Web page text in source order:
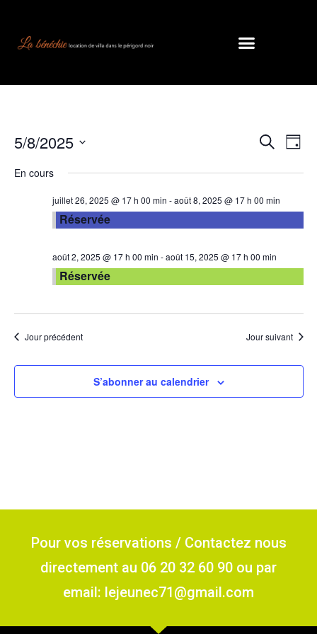
de
Recherche
Jour
5/8/2025
une
En cours
juillet 26, 2025 @ 17 h 00 min -août 8, 2025 @ 17 h 00 min
Réservée
août 2, 2025 @ 17 h 00 min -août 15, 2025 @ 17 h 00 min
Réservée
Jour précédent Jour suivant
S’abonner au calendrier
Pour vos réservations / Contactez nous
directement au 06 20 32 60 90 ou par
email: lejeunec71@gmail.com